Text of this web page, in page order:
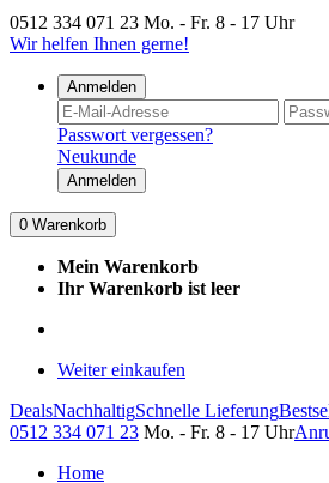
0512 334 071 23 Mo. - Fr. 8 - 17 Uhr
Wir helfen Ihnen gerne!
Anmelden
Passwort vergessen?
Neukunde
Anmelden
0 Warenkorb
Mein Warenkorb
Ihr Warenkorb ist leer
Weiter einkaufen
DealsNachhaltigSchnelle Lieferung
0512 334 071 23 Mo. - Fr. 8 - 17 Uhr
Home